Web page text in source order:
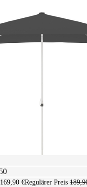
169,90 €Regulärer Preis